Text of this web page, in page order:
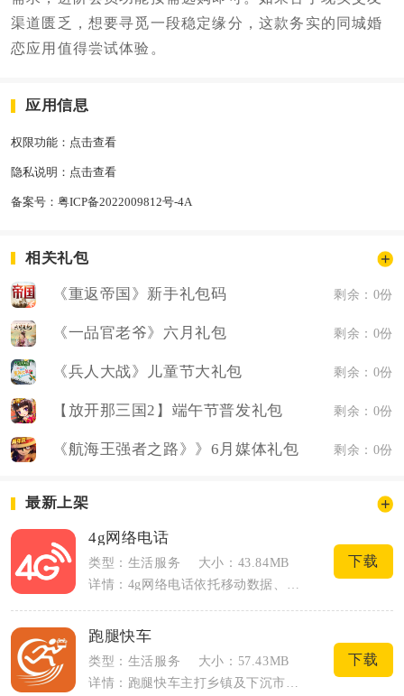
渠道匮乏，想要寻觅一段稳定缘分，这款务实的同城婚
恋应用值得尝试体验。
应用信息
权限功能： 点击查看
隐私说明： 点击查看
备案号： 粤ICP备2022009812号-4A
相关礼包
《重返帝国》新手礼包码 剩余：0份
《一品官老爷》六月礼包 剩余：0份
《兵人大战》儿童节大礼包 剩余：0份
【放开那三国2】端午节普发礼包 剩余：0份
《航海王强者之路》》6月媒体礼包 剩余：0份
最新上架
4g网络电话
类型：生活服务
大小：43.84MB
详情：4g网络电话依托移动数据、无线网络搭建低成本语音通话通道，适配2G至5G全网...
下载
跑腿快车
类型：生活服务
大小：57.43MB
详情：跑腿快车主打乡镇及下沉市场的即时生活服务，集外卖订餐、同城跑腿、代购代取于一...
下载